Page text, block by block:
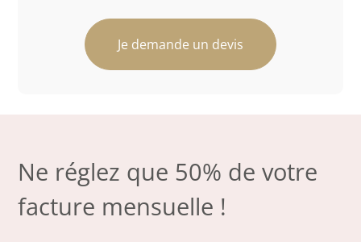
Je demande un devis
Ne réglez que 50% de votre
facture mensuelle !